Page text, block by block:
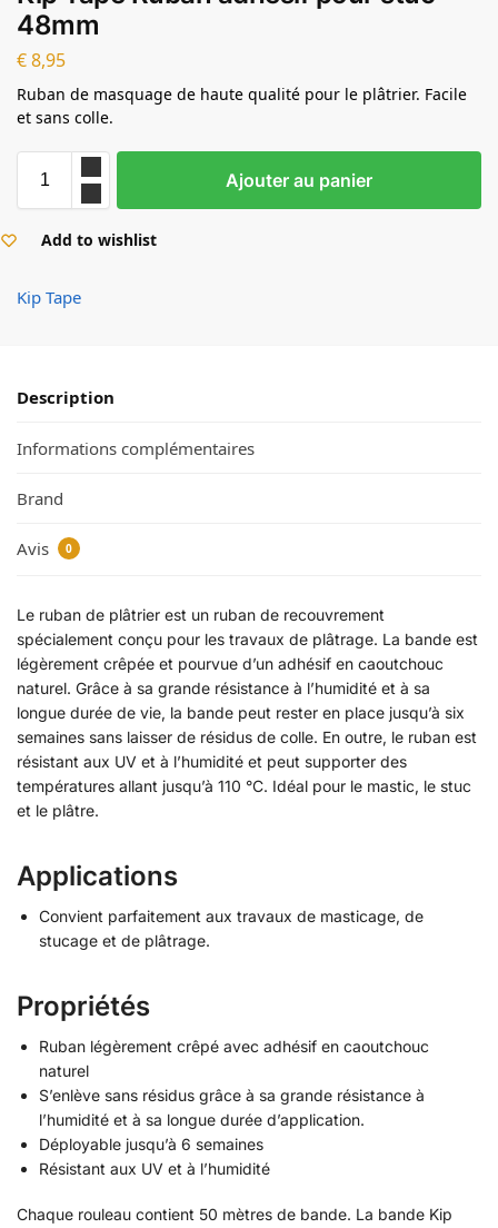
48mm
€8,95
Ruban de masquage de haute qualité pour le plâtrier. Facile
et sans colle.
Ajouter au panier
Add to wishlist
Kip Tape
Description
Informations complémentaires
Brand
Avis 0
Le ruban de plâtrier est un ruban de recouvrement
spécialement conçu pour les travaux de plâtrage. La bande est
légèrement crêpée et pourvue d’un adhésif en caoutchouc
naturel. Grâce à sa grande résistance à l’humidité et à sa
longue durée de vie, la bande peut rester en place jusqu’à six
semaines sans laisser de résidus de colle. En outre, le ruban est
résistant aux UV et à l’humidité et peut supporter des
températures allant jusqu’à 110 °C. Idéal pour le mastic, le stuc
et le plâtre.
Applications
Convient parfaitement aux travaux de masticage, de
stucage et de plâtrage.
Propriétés
Ruban légèrement crêpé avec adhésif en caoutchouc
naturel
S’enlève sans résidus grâce à sa grande résistance à
l’humidité et à sa longue durée d’application.
Déployable jusqu’à 6 semaines
Résistant aux UV et à l’humidité
Chaque rouleau contient 50 mètres de bande. La bande Kip